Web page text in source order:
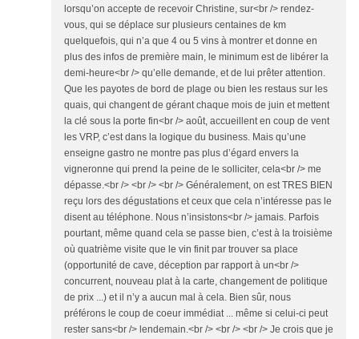
lorsqu’on accepte de recevoir Christine, sur<br /> rendez-
vous, qui se déplace sur plusieurs centaines de km
quelquefois, qui n’a que 4 ou 5 vins à montrer et donne en
plus des infos de première main, le minimum est de libérer la
demi-heure<br /> qu’elle demande, et de lui prêter attention.
Que les payotes de bord de plage ou bien les restaus sur les
quais, qui changent de gérant chaque mois de juin et mettent
la clé sous la porte fin<br /> août, accueillent en coup de vent
les VRP, c’est dans la logique du business. Mais qu’une
enseigne gastro ne montre pas plus d’égard envers la
vigneronne qui prend la peine de le solliciter, cela<br /> me
dépasse.<br /> <br /> <br /> Généralement, on est TRES BIEN
reçu lors des dégustations et ceux que cela n’intéresse pas le
disent au téléphone. Nous n’insistons<br /> jamais. Parfois
pourtant, même quand cela se passe bien, c’est à la troisième
où quatrième visite que le vin finit par trouver sa place
(opportunité de cave, déception par rapport à un<br />
concurrent, nouveau plat à la carte, changement de politique
de prix ...) et il n’y a aucun mal à cela. Bien sûr, nous
préférons le coup de coeur immédiat ... même si celui-ci peut
rester sans<br /> lendemain.<br /> <br /> <br /> Je crois que je